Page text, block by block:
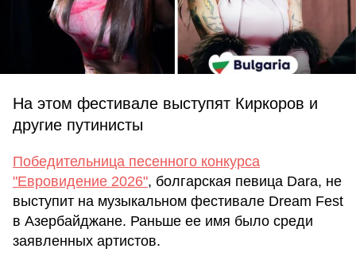
На этом фестивале выступят Киркоров и
другие путинисты
Победительница песенного конкурса
"Евровидение 2026", болгарская певица Dara, не
выступит на музыкальном фестивале Dream Fest
в Азербайджане. Раньше ее имя было среди
заявленных артистов.